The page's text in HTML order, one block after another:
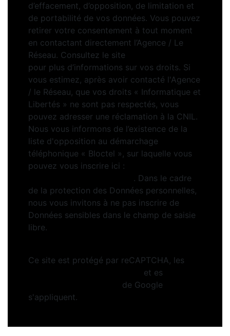
d’effacement, d’opposition, de limitation et
de portabilité de vos données. Vous pouvez
retirer votre consentement à tout moment
en contactant directement l’Agence / Le
Réseau. Consultez le site
pour plus d’informations sur vos droits. Si
vous estimez, après avoir contacté l'Agence
/ le Réseau, que vos droits « Informatique et
Libertés » ne sont pas respectés, vous
pouvez adresser une réclamation à la CNIL.
Nous vous informons de l’existence de la
liste d'opposition au démarchage
téléphonique « Bloctel », sur laquelle vous
pouvez vous inscrire ici :
. Dans le cadre
de la protection des Données personnelles,
nous vous invitons à ne pas inscrire de
Données sensibles dans le champ de saisie
libre.
Ce site est protégé par reCAPTCHA, les
et es
de Google
s'appliquent.